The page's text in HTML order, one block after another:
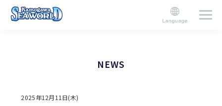
NEWS
2025年12月11日(木)